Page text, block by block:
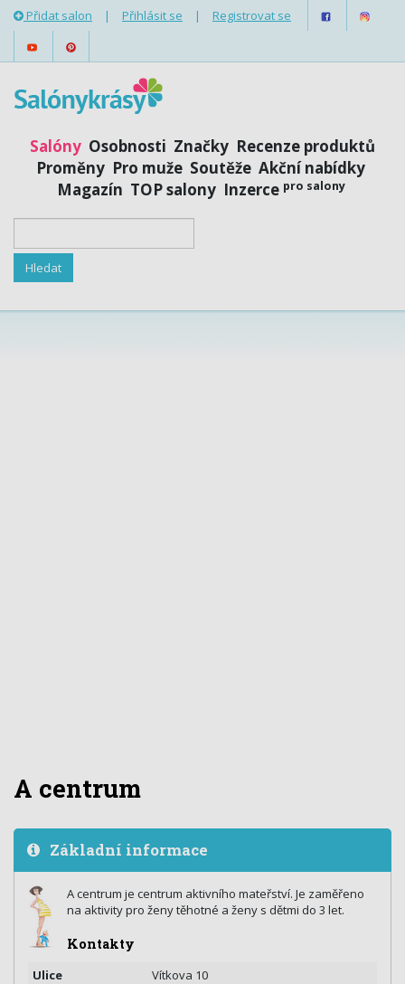
Přidat salon | Přihlásit se | Registrovat se
Salóny Osobnosti Značky Recenze produktů
Proměny Pro muže Soutěže Akční nabídky
Magazín TOP salony Inzerce pro salony
A centrum
Základní informace
A centrum je centrum aktivního mateřství. Je zaměřeno
na aktivity pro ženy těhotné a ženy s dětmi do 3 let.
Kontakty
Ulice
Vítkova 10